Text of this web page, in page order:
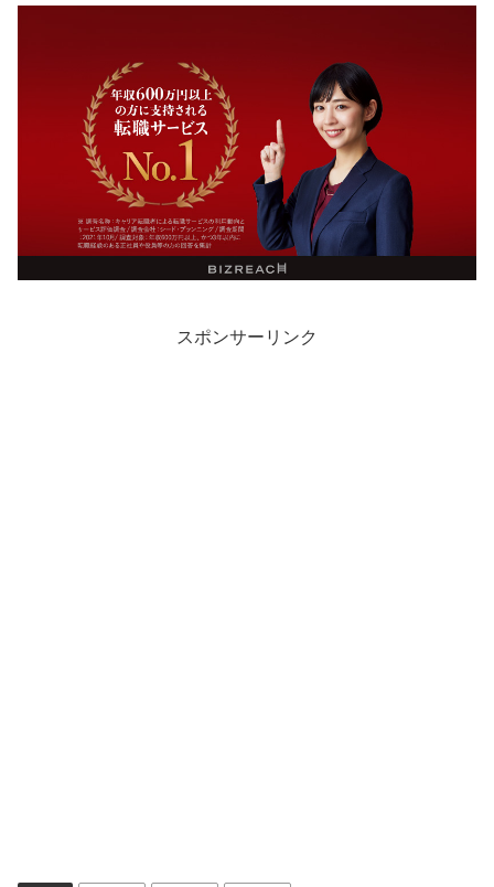
スポンサーリンク